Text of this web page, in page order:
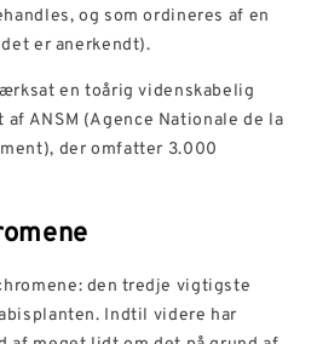
og som ordineres af en
er anerkendt).
en toårig videnskabelig
ANSM (Agence Nationale de la
der omfatter 3.000
den tredje vigtigste
Indtil videre har